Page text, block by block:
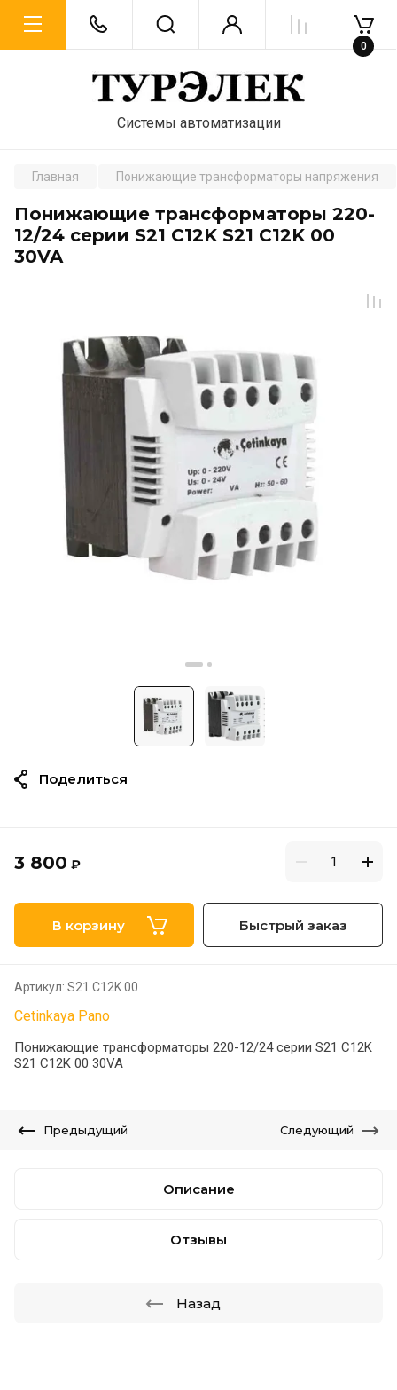
Системы автоматизации
0
Главная Понижающие трансформаторы напряжения
Понижающие трансформаторы 220-
12/24 серии S21 C12K S21 C12K 00
30VA
3 800 ₽
В корзину Быстрый заказ
Артикул: S21 C12K 00
Cetinkaya Pano
Понижающие трансформаторы 220-12/24 серии S21 C12K
S21 C12K 00 30VA
Поделиться
Предыдущий Следующий
Описание
Отзывы
Назад